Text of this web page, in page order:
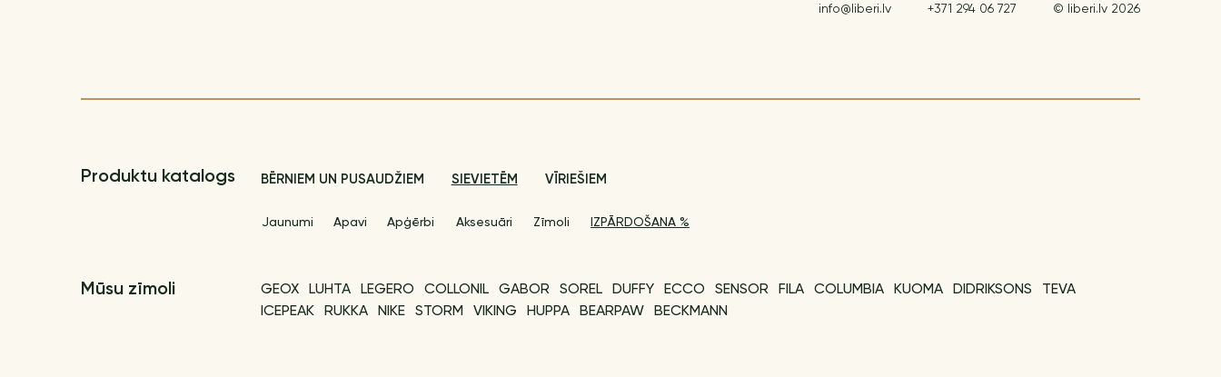
info@liberi.lv +371 294 06 727 © liberi.lv 2026
Produktu katalogs BĒRNIEM UN PUSAUDŽIEM SIEVIETĒM VĪRIEŠIEM
Jaunumi Apavi Apģērbi Aksesuāri Zīmoli IZPĀRDOŠANA %
Mūsu zīmoli GEOX LUHTA LEGERO COLLONIL GABOR SOREL DUFFY ECCO SENSOR FILA COLUMBIA KUOMA DIDRIKSONS
TEVA
ICEPEAK
RUKKA NIKE STORM VIKING HUPPA BEARPAW BECKMANN